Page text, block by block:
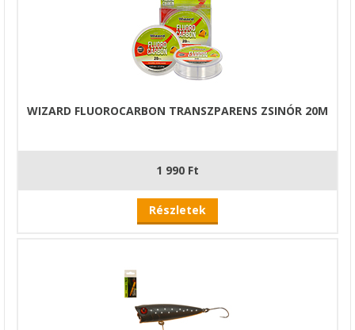
WIZARD FLUOROCARBON TRANSZPARENS ZSINÓR 20M
1 990 Ft
Részletek